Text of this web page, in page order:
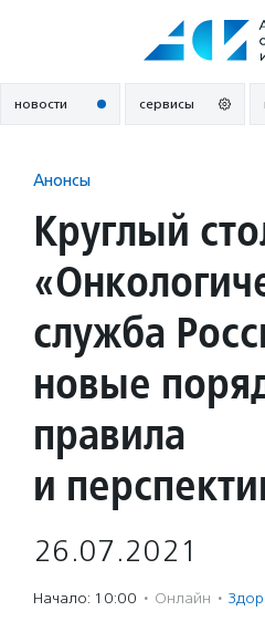
новости сервисы
Анонсы
Круглый
служба
новые
правила
и
26.07.2021
Начало: 10:00 · Онлайн ·